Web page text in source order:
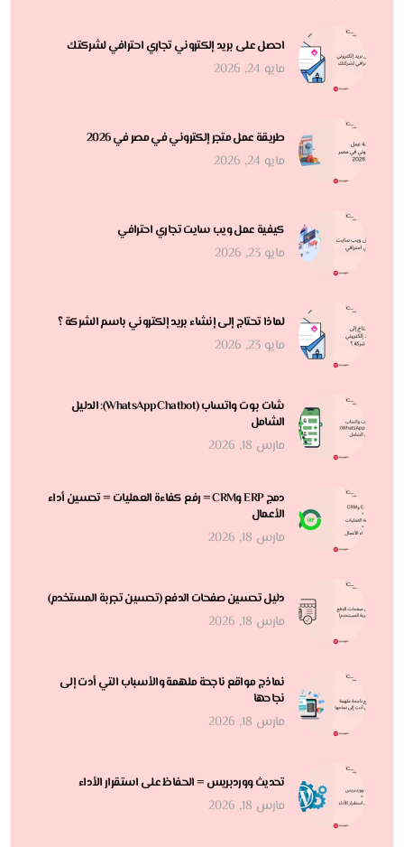
احصل على بريد إلكتروني تجاري احترافي لشركتك
مايو 24, 2026
طريقة عمل متجر إلكتروني في مصر في 2026
مايو 24, 2026
كيفية عمل ويب سايت تجاري احترافي
مايو 23, 2026
لماذا تحتاج إلى إنشاء بريد إلكتروني باسم الشركة ؟
مايو 23, 2026
شات بوت واتساب (WhatsApp Chatbot): الدليل
الشامل
مارس 18, 2026
دمج ERP وCRM = رفع كفاءة العمليات = تحسين أداء
الأعمال
مارس 18, 2026
دليل تحسين صفحات الدفع (تحسين تجربة المستخدم)
مارس 18, 2026
نماذج مواقع ناجحة ملهمة والأسباب التي أدت إلى
نجاحها
مارس 18, 2026
تحديث ووردبريس = الحفاظ على استقرار الأداء
مارس 18, 2026